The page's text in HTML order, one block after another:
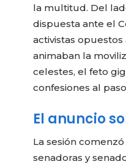
la multitud. Del
dispuesta ante el
activistas
animaban la
celestes, el feto
confesiones al
El anuncio
La sesión comenzó
senadoras y